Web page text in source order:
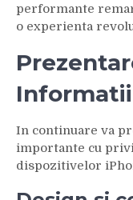
performante
o experienta
In continuare va
importante cu
dispozitivelor